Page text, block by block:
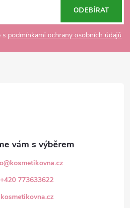
s podmínkami ochrany osobních údajů
ODEBÍRAT
@kosmetikovna.cz
+420 773633622
kosmetikovna.cz